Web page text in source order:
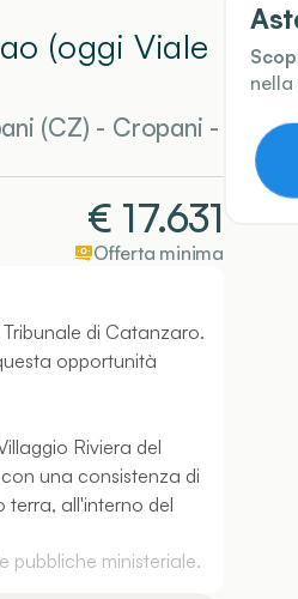
(oggi Viale
(CZ) - Cropani -
€ 17.631
Offerta minima
di Catanzaro.
opportunità
Riviera del
una consistenza di
terra, all'interno del
pubbliche ministeriale.
nella